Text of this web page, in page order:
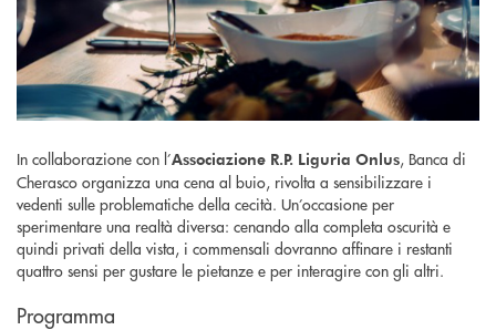
In collaborazione con l’Associazione R.P. Liguria Onlus, Banca di
Cherasco organizza una cena al buio, rivolta a sensibilizzare i
vedenti sulle problematiche della cecità. Un’occasione per
sperimentare una realtà diversa: cenando alla completa oscurità e
quindi privati della vista, i commensali dovranno affinare i restanti
quattro sensi per gustare le pietanze e per interagire con gli altri.
Programma